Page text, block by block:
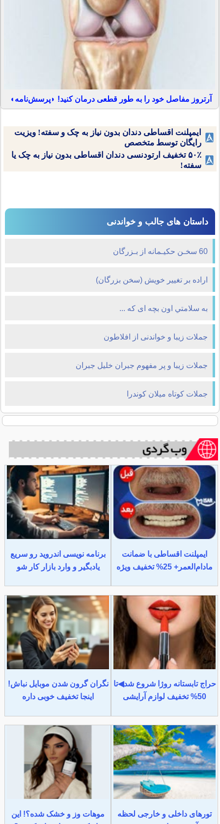
آرتروز مفاصل خود را به طور قطعی درمان کنید! ◗پرسش‌نامه◖
ایمپلنت اقساطی دندان بدون نیاز به چک و سفته! ویزیت
رایگان توسط متخصص
۵۰٪ تخفیف ارتودنسی دندان اقساطی بدون نیاز به چک یا
سفته!
داستان های جالب و خواندنی
60 سخـن حکیـمانه از بـزرگان
اراده بر تغییر خویش (سخن بزرگان)
به سلامتي اون بچه ای که ...
جملات زیبا و خواندنی از افلاطون
جملات زیبا و پر مفهوم جبران خلیل جبران
جملات کوتاه میلان کوندرا
ایمپلنت اقساطی با ضمانت
مادام‌العمر+ 25% تخفیف ویژه
برنامه نویسی اندروید رو سریع
یادبگیر و وارد بازار کار شو
حراج تابستانه روژا شروع شد◀تا
50% تخفیف لوازم آرایشی
نگران گرون شدن موبایل نباش!
اینجا تخفیف خوبی داره
تورهای داخلی و خارجی لحظه
موهات وز و خشک شده؟! این